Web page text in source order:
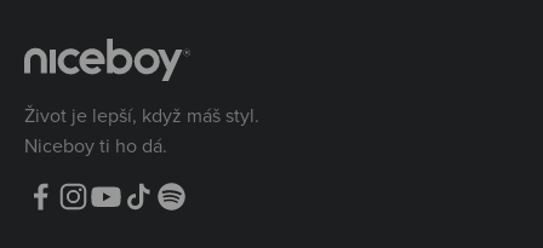
Život je lepší, když máš styl.
Niceboy ti ho dá.